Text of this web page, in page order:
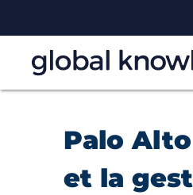
Palo
et la